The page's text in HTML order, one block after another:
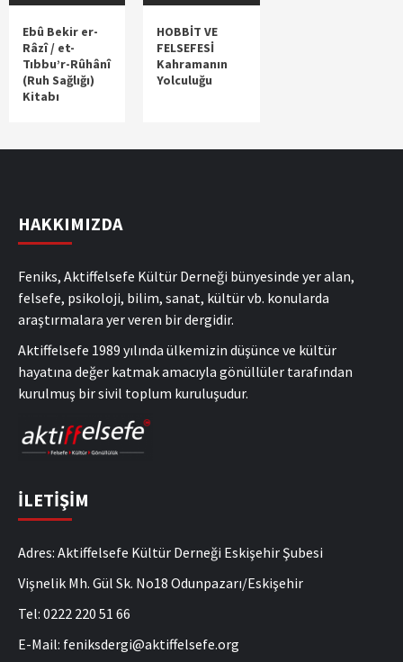
Ebû Bekir er-
Râzî / et-
Tıbbu’r-Rûhânî
(Ruh Sağlığı)
Kitabı
HOBBİT VE
FELSEFESİ
Kahramanın
Yolculuğu
HAKKIMIZDA
Feniks, Aktiffelsefe Kültür Derneği bünyesinde yer alan,
felsefe, psikoloji, bilim, sanat, kültür vb. konularda
araştırmalara yer veren bir dergidir.
Aktiffelsefe 1989 yılında ülkemizin düşünce ve kültür
hayatına değer katmak amacıyla gönüllüler tarafından
kurulmuş bir sivil toplum kuruluşudur.
İLETİŞİM
Adres: Aktiffelsefe Kültür Derneği Eskişehir Şubesi
Vişnelik Mh. Gül Sk. No18 Odunpazarı/Eskişehir
Tel: 0222 220 51 66
E-Mail: feniksdergi@aktiffelsefe.org